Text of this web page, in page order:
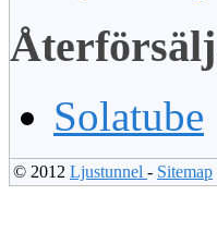
Solatube
© 2012 Ljustunnel - Sitemap